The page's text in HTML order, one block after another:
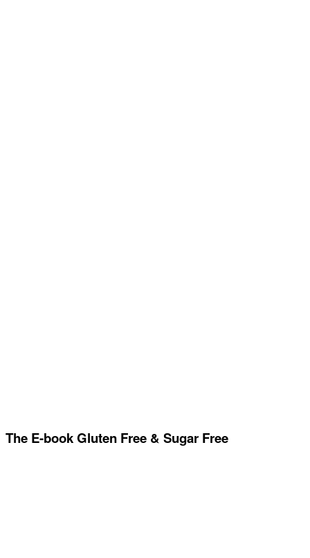
The E-book Gluten Free & Sugar Free